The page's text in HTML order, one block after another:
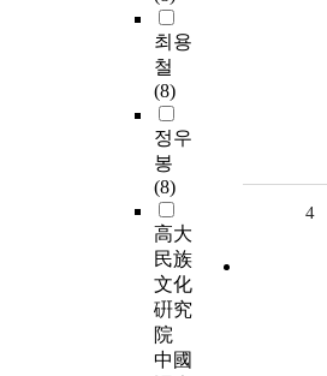
최용
철
(8)
정우
봉
(8)
高大
民族
文化
硏究
院
中國
4